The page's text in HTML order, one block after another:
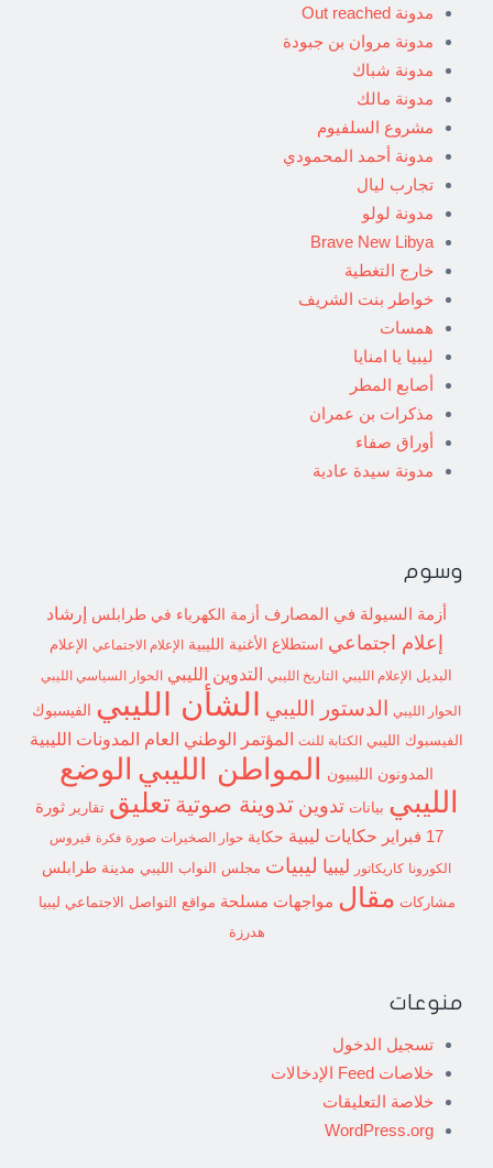
مدونة Out reached
مدونة مروان بن جبودة
مدونة شباك
مدونة مالك
مشروع السلفيوم
مدونة أحمد المحمودي
تجارب ليال
مدونة لولو
Brave New Libya
خارج التغطية
خواطر بنت الشريف
همسات
ليبيا يا امنايا
أصابع المطر
مذكرات بن عمران
أوراق صفاء
مدونة سيدة عادية
وسوم
أزمة السيولة في المصارف أزمة الكهرباء في طرابلس إرشاد
إعلام اجتماعي استطلاع الأغنية الليبية الإعلام الاجتماعي
الإعلام
البديل الإعلام الليبي التاريخ الليبي التدوين الليبي الحوار السياسي الليبي
الحوار الليبي الدستور الليبي الشأن الليبي الفيسبوك
الفيسبوك الليبي الكتابة للنت المؤتمر الوطني العام المدونات الليبية
المدونون الليبيون المواطن الليبي الوضع
الليبي بيانات تدوين تدوينة صوتية تعليق تقارير
ثورة
17 فبراير
حكايات ليبية حكاية حوار الصخيرات صورة فكرة فيروس
الكورونا كاريكاتور ليبيا ليبيات مجلس النواب الليبي مدينة طرابلس
مشاركات مقال مواجهات مسلحة مواقع التواصل الاجتماعي ليبيا
هدرزة
منوعات
تسجيل الدخول
خلاصات Feed الإدخالات
خلاصة التعليقات
WordPress.org